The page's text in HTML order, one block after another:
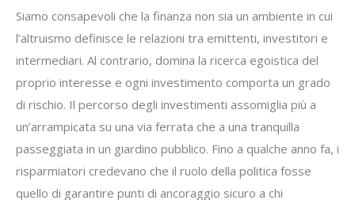
Siamo consapevoli che la finanza non sia un ambiente in cui
l’altruismo definisce le relazioni tra emittenti, investitori e
intermediari. Al contrario, domina la ricerca egoistica del
proprio interesse e ogni investimento comporta un grado
di rischio. Il percorso degli investimenti assomiglia più a
un’arrampicata su una via ferrata che a una tranquilla
passeggiata in un giardino pubblico. Fino a qualche anno fa, i
risparmiatori credevano che il ruolo della politica fosse
quello di garantire punti di ancoraggio sicuro a chi